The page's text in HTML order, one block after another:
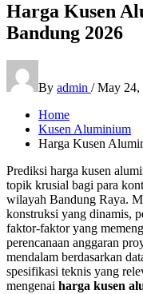
Harga Kusen
Bandung 2026
By admin /May 24,
Home
Kusen Aluminium
Harga Kusen
Prediksi harga kusen
topik krusial bagi para
wilayah Bandung Raya.
konstruksi yang dinamis,
faktor-faktor yang
perencanaan anggaran
mendalam berdasarkan
spesifikasi teknis yang
mengenai harga kusen